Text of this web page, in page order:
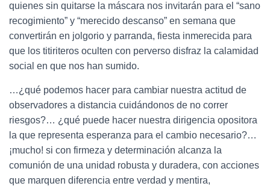
quienes sin quitarse la máscara nos invitarán para el “sano
recogimiento” y “merecido descanso” en semana que
convertirán en jolgorio y parranda, fiesta inmerecida para
que los titiriteros oculten con perverso disfraz la calamidad
social en que nos han sumido.
…¿qué podemos hacer para cambiar nuestra actitud de
observadores a distancia cuidándonos de no correr
riesgos?… ¿qué puede hacer nuestra dirigencia opositora
la que representa esperanza para el cambio necesario?…
¡mucho! si con firmeza y determinación alcanza la
comunión de una unidad robusta y duradera, con acciones
que marquen diferencia entre verdad y mentira,